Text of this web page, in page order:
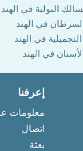
البولية في الهند
في الهند
في الهند
في الهند
إعرفنا
معلومات
اتصال
بعثة